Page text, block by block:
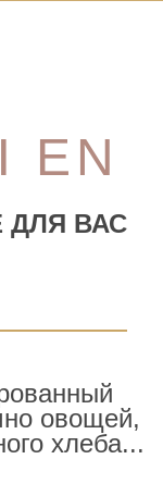
EN
ДЛЯ ВАС
овощей,
хлеба...